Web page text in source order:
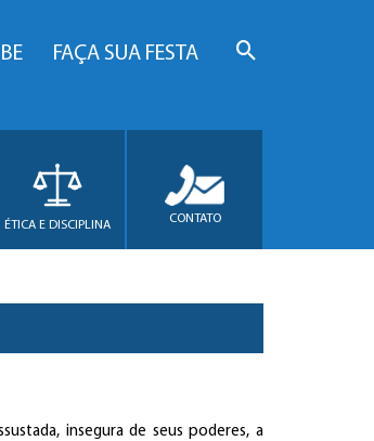
FAÇA SUA FESTA
ÉTICA E DISCIPLINA CONTATO
insegura de seus poderes, a